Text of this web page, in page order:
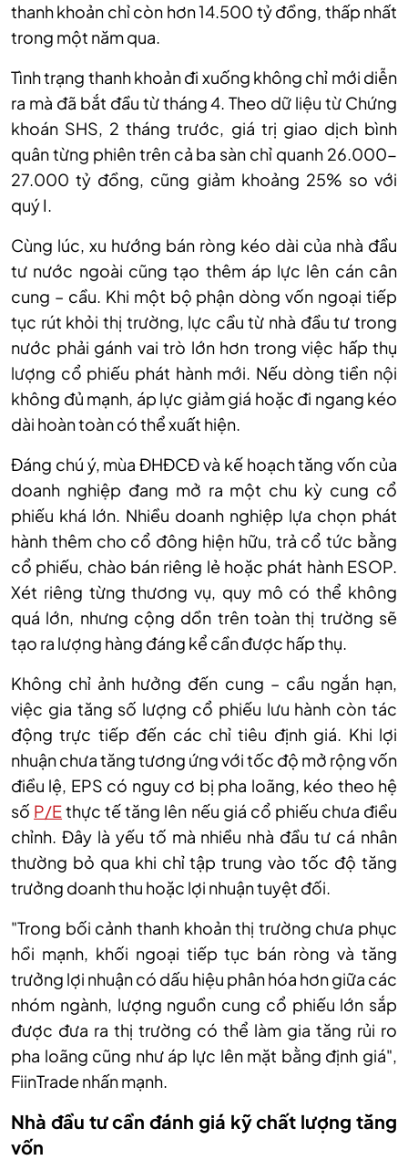
thanh khoản chỉ còn hơn 14.500 tỷ đồng, thấp nhất
trong một năm qua.
Tình trạng thanh khoản đi xuống không chỉ mới diễn
ra mà đã bắt đầu từ tháng 4. Theo dữ liệu từ Chứng
khoán SHS, 2 tháng trước, giá trị giao dịch bình
quân từng phiên trên cả ba sàn chỉ quanh 26.000-
27.000 tỷ đồng, cũng giảm khoảng 25% so với
quý I.
Cùng lúc, xu hướng bán ròng kéo dài của nhà đầu
tư nước ngoài cũng tạo thêm áp lực lên cán cân
cung – cầu. Khi một bộ phận dòng vốn ngoại tiếp
tục rút khỏi thị trường, lực cầu từ nhà đầu tư trong
nước phải gánh vai trò lớn hơn trong việc hấp thụ
lượng cổ phiếu phát hành mới. Nếu dòng tiền nội
không đủ mạnh, áp lực giảm giá hoặc đi ngang kéo
dài hoàn toàn có thể xuất hiện.
Đáng chú ý, mùa ĐHĐCĐ và kế hoạch tăng vốn của
doanh nghiệp đang mở ra một chu kỳ cung cổ
phiếu khá lớn. Nhiều doanh nghiệp lựa chọn phát
hành thêm cho cổ đông hiện hữu, trả cổ tức bằng
cổ phiếu, chào bán riêng lẻ hoặc phát hành ESOP.
Xét riêng từng thương vụ, quy mô có thể không
quá lớn, nhưng cộng dồn trên toàn thị trường sẽ
tạo ra lượng hàng đáng kể cần được hấp thụ.
Không chỉ ảnh hưởng đến cung – cầu ngắn hạn,
việc gia tăng số lượng cổ phiếu lưu hành còn tác
động trực tiếp đến các chỉ tiêu định giá. Khi lợi
nhuận chưa tăng tương ứng với tốc độ mở rộng vốn
điều lệ, EPS có nguy cơ bị pha loãng, kéo theo hệ
số P/Ethực tế tăng lên nếu giá cổ phiếu chưa điều
chỉnh. Đây là yếu tố mà nhiều nhà đầu tư cá nhân
thường bỏ qua khi chỉ tập trung vào tốc độ tăng
trưởng doanh thu hoặc lợi nhuận tuyệt đối.
"Trong bối cảnh thanh khoản thị trường chưa phục
hồi mạnh, khối ngoại tiếp tục bán ròng và tăng
trưởng lợi nhuận có dấu hiệu phân hóa hơn giữa các
nhóm ngành, lượng nguồn cung cổ phiếu lớn sắp
được đưa ra thị trường có thể làm gia tăng rủi ro
pha loãng cũng như áp lực lên mặt bằng định giá",
FiinTrade nhấn mạnh.
Nhà đầu tư cần đánh giá kỹ chất lượng tăng
vốn